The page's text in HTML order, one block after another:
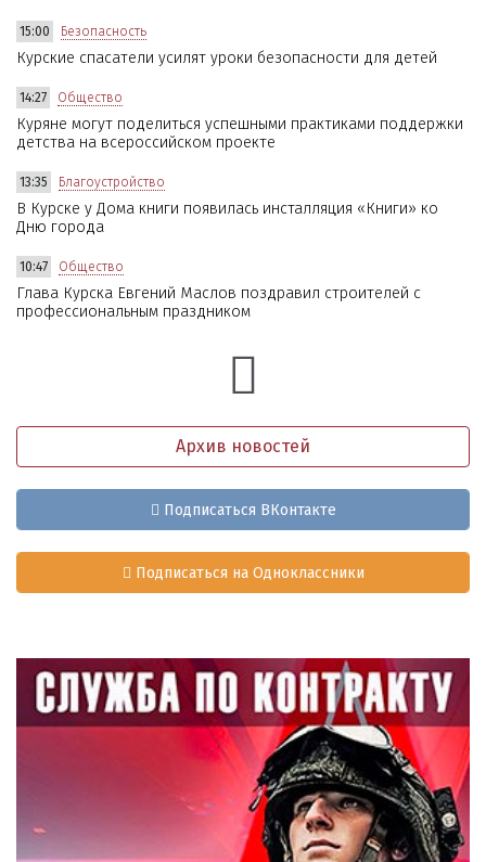
15:00 Безопасность
Курские спасатели усилят уроки безопасности для детей
14:27 Общество
Куряне могут поделиться успешными практиками поддержки
детства на всероссийском проекте
13:35 Благоустройство
В Курске у Дома книги появилась инсталляция «Книги» ко
Дню города
10:47 Общество
Глава Курска Евгений Маслов поздравил строителей с
профессиональным праздником
Архив новостей
Подписаться ВКонтакте
Подписаться на Одноклассники